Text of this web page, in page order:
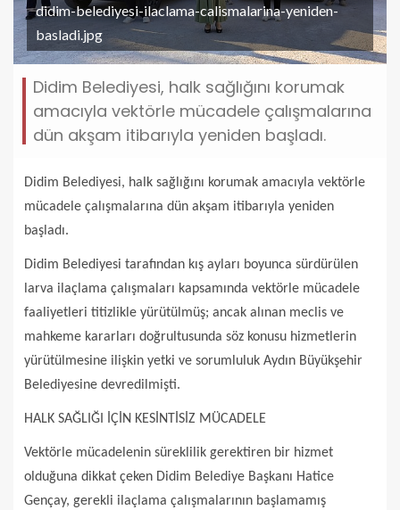
didim-belediyesi-ilaclama-calismalarina-yeniden-
basladi.jpg
Didim Belediyesi, halk sağlığını korumak
amacıyla vektörle mücadele çalışmalarına
dün akşam itibarıyla yeniden başladı.
Didim Belediyesi, halk sağlığını korumak amacıyla vektörle
mücadele çalışmalarına dün akşam itibarıyla yeniden
başladı.
Didim Belediyesi tarafından kış ayları boyunca sürdürülen
larva ilaçlama çalışmaları kapsamında vektörle mücadele
faaliyetleri titizlikle yürütülmüş; ancak alınan meclis ve
mahkeme kararları doğrultusunda söz konusu hizmetlerin
yürütülmesine ilişkin yetki ve sorumluluk Aydın Büyükşehir
Belediyesine devredilmişti.
HALK SAĞLIĞI İÇİN KESİNTİSİZ MÜCADELE
Vektörle mücadelenin süreklilik gerektiren bir hizmet
olduğuna dikkat çeken Didim Belediye Başkanı Hatice
Gençay, gerekli ilaçlama çalışmalarının başlamamış